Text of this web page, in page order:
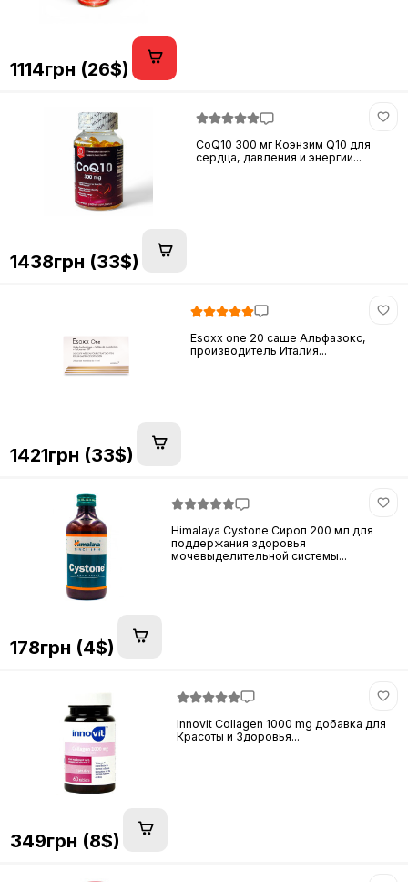
1114грн (26$)
CoQ10 300 мг Коэнзим Q10 для
сердца, давления и энергии...
1438грн (33$)
Esoxx one 20 саше Альфазокс,
производитель Италия...
1421грн (33$)
Himalaya Cystone Сироп 200 мл для
поддержания здоровья
мочевыделительной системы...
178грн (4$)
Innovit Collagen 1000 mg добавка для
Красоты и Здоровья...
349грн (8$)